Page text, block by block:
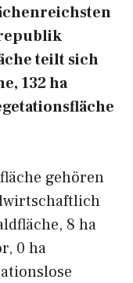
teilt sich
132 ha
gehören
8 ha
0 ha